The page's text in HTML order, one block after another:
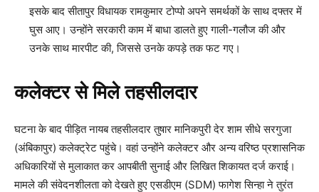
इसके बाद सीतापुर विधायक रामकुमार टोप्पो अपने समर्थकों के साथ दफ्तर में
घुस आए। उन्होंने सरकारी काम में बाधा डालते हुए गाली-गलौज की और
उनके साथ मारपीट की, जिससे उनके कपड़े तक फट गए।
कलेक्टर से मिले तहसीलदार
घटना के बाद पीड़ित नायब तहसीलदार तुषार मानिकपुरी देर शाम सीधे सरगुजा
(अंबिकापुर) कलेक्ट्रेट पहुंचे। वहां उन्होंने कलेक्टर और अन्य वरिष्ठ प्रशासनिक
अधिकारियों से मुलाकात कर आपबीती सुनाई और लिखित शिकायत दर्ज कराई।
मामले की संवेदनशीलता को देखते हुए एसडीएम (SDM) फागेश सिन्हा ने तुरंत